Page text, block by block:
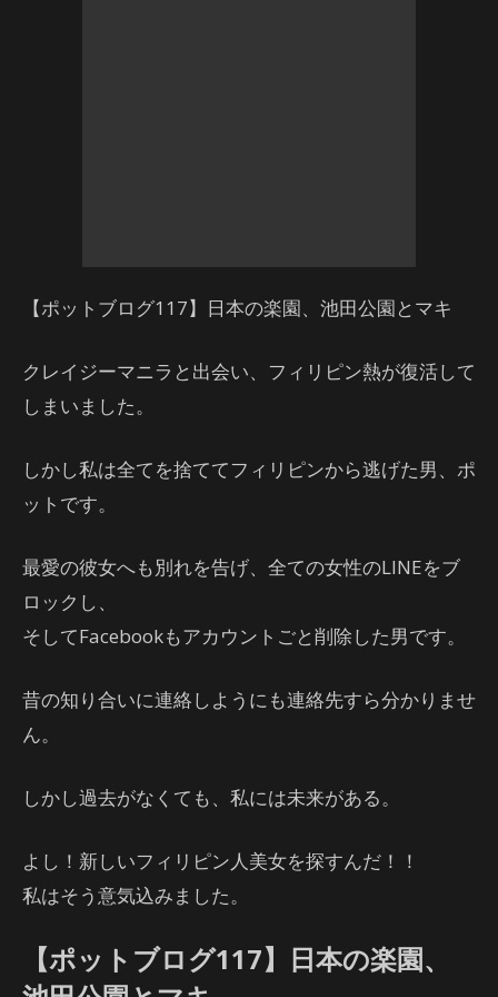
【ポットブログ117】日本の楽園、池田公園とマキ
クレイジーマニラと出会い、フィリピン熱が復活して
しまいました。
しかし私は全てを捨ててフィリピンから逃げた男、ポ
ットです。
最愛の彼女へも別れを告げ、全ての女性のLINEをブ
ロックし、
そしてFacebookもアカウントごと削除した男です。
昔の知り合いに連絡しようにも連絡先すら分かりませ
ん。
しかし過去がなくても、私には未来がある。
よし！新しいフィリピン人美女を探すんだ！！
私はそう意気込みました。
【ポットブログ117】日本の楽園、